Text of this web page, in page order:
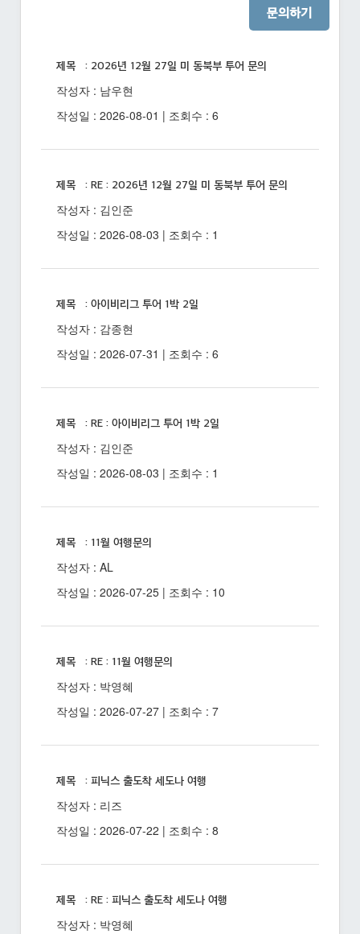
문의하기
제목 : 2026년 12월 27일 미 동북부 투어 문의
작성자 : 남우현
작성일 : 2026-08-01 | 조회수 : 6
제목 : RE : 2026년 12월 27일 미 동북부 투어 문의
작성자 : 김인준
작성일 : 2026-08-03 | 조회수 : 1
제목 : 아이비리그 투어 1박 2일
작성자 : 감종현
작성일 : 2026-07-31 | 조회수 : 6
제목 : RE : 아이비리그 투어 1박 2일
작성자 : 김인준
작성일 : 2026-08-03 | 조회수 : 1
제목 : 11월 여행문의
작성자 : AL
작성일 : 2026-07-25 | 조회수 : 10
제목 : RE : 11월 여행문의
작성자 : 박영혜
작성일 : 2026-07-27 | 조회수 : 7
제목 : 피닉스 출도착 세도나 여행
작성자 : 리즈
작성일 : 2026-07-22 | 조회수 : 8
제목 : RE : 피닉스 출도착 세도나 여행
작성자 : 박영혜